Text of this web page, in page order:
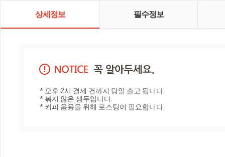
상세정보 필수정보
* 오후 2시 결제 건까지 당일 출고 됩니다.
* 볶지 않은 생두입니다.
* 커피 음용을 위해 로스팅이 필요합니다.